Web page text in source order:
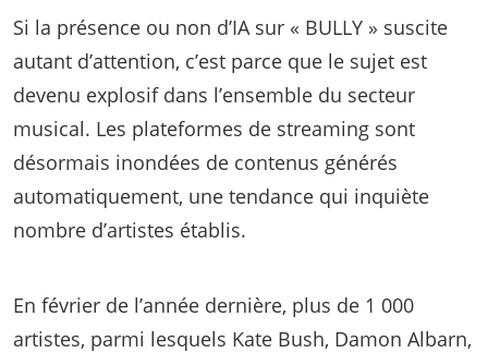
Si la présence ou non d’IA sur « BULLY » suscite
autant d’attention, c’est parce que le sujet est
devenu explosif dans l’ensemble du secteur
musical. Les plateformes de streaming sont
désormais inondées de contenus générés
automatiquement, une tendance qui inquiète
nombre d’artistes établis.
En février de l’année dernière, plus de 1 000
artistes, parmi lesquels Kate Bush, Damon Albarn,